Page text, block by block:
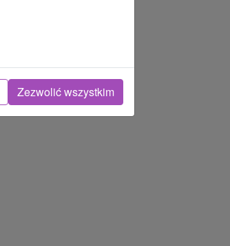
Zezwolić wszystkim